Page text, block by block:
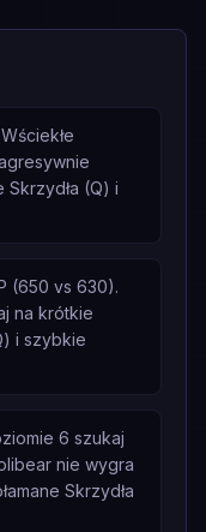
Skrzydła (Q) i
(650 vs 630).
na krótkie
i szybkie
6 szukaj
nie wygra
Skrzydła